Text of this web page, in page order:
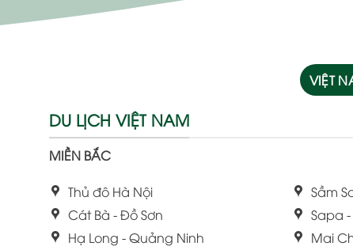
VIỆT
DU LỊCH VIỆT NAM
MIỀN BẮC
Thủ đô Hà Nội
Cát Bà - Đồ Sơn
Hạ Long - Quảng Ninh
Sầm
Sapa
Mai